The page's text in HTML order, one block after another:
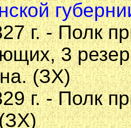
г. - Полк
3
(ЗХ)
г. - Полк